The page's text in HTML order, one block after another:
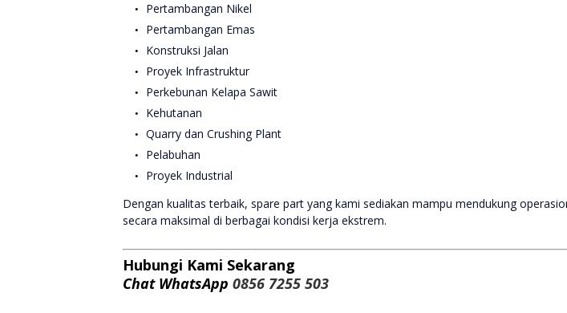
Pertambangan Nikel
Pertambangan Emas
Konstruksi Jalan
Proyek Infrastruktur
Perkebunan Kelapa Sawit
Kehutanan
Quarry dan Crushing Plant
Pelabuhan
Proyek Industrial
Dengan kualitas terbaik, spare part yang kami sediakan mampu mendukung
secara maksimal di berbagai kondisi kerja ekstrem.
Hubungi Kami Sekarang
Chat WhatsApp 0856 7255 503